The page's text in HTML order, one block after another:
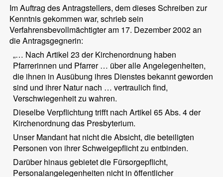
Im Auftrag des Antragstellers, dem dieses Schreiben zur
Kenntnis gekommen war, schrieb sein
Verfahrensbevollmächtigter am 17. Dezember 2002 an
die Antragsgegnerin:
„… Nach Artikel 23 der Kirchenordnung haben
Pfarrerinnen und Pfarrer … über alle Angelegenheiten,
die ihnen in Ausübung ihres Dienstes bekannt geworden
sind und ihrer Natur nach … vertraulich find,
Verschwiegenheit zu wahren.
Dieselbe Verpflichtung trifft nach Artikel 65 Abs. 4 der
Kirchenordnung das Presbyterium.
Unser Mandant hat nicht die Absicht, die beteiligten
Personen von ihrer Schweigepflicht zu entbinden.
Darüber hinaus gebietet die Fürsorgepflicht,
Personalangelegenheiten nicht in öffentlicher